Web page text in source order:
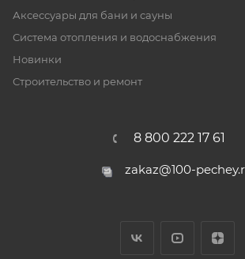
Аксессуары для бани и сауны
Система отопления и водоснабжения
Новинки
Строительство и ремонт
8 800 222 17 61
zakaz@100-